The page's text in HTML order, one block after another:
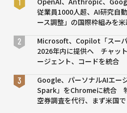
従業員1000人超、AI研究自
ース調整」の国際枠組みを
Microsoft、Copilot「スー
2026年内に提供へ チャッ
ージェント、コードを統合
Google、パーソナルAIエー
Spark」をChromeに統合
空券調査を代行、まず米国で